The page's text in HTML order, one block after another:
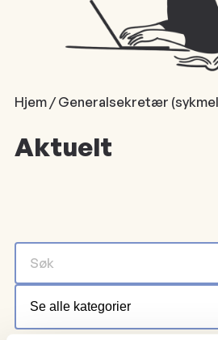
Hjem / Generalsekretær
Aktuelt